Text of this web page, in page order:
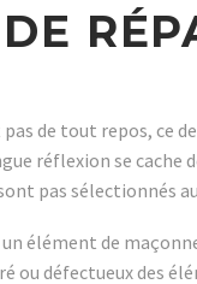
pas de tout repos, ce
réflexion se cache
pas sélectionnés
élément de
ou défectueux des